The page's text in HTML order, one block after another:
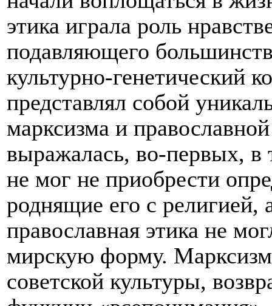
этика играла роль
подавляющего
культурно-генетический
представлял собой
марксизма и
выражалась, во-первых, в
не мог не приобрести
роднящие его с религией,
православная этика не
мирскую форму. Марксизм
советской культуры,